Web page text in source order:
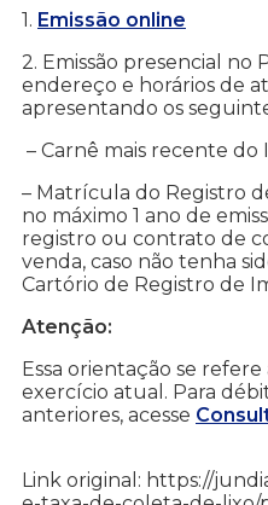
1. Emissão online
2. Emissão presencial
endereço e horários de
apresentando os
– Carnê mais recente do
– Matrícula do Registro
no máximo 1 ano de
registro ou contrato de
venda, caso não tenha
Cartório de Registro de
Atenção:
Essa orientação se
exercício atual. Para
anteriores, acesse
Link original: https://